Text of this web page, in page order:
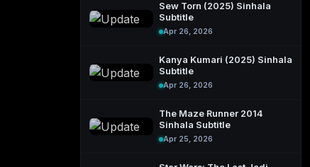
Sew Torn (2025) Sinhala
Subtitle
Apr 26, 2026
Kanya Kumari (2025) Sinhala
Subtitle
Apr 26, 2026
The Maze Runner 2014
Sinhala Subtitle
Apr 25, 2026